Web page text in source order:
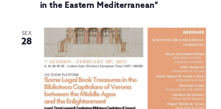
in the Eastern Mediterranean”
SEX
28